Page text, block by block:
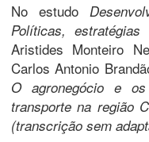
No estudo
Políticas, estratégias
Aristides Monteiro
Carlos Antonio
O agronegócio e
transporte na região
(transcrição sem